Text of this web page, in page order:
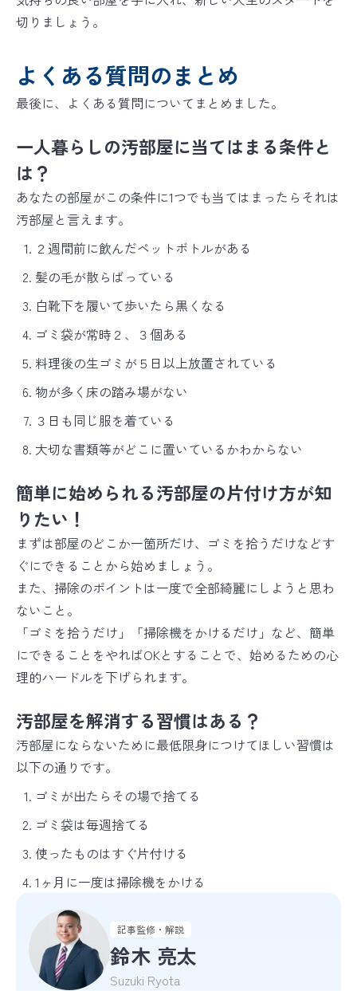
切りましょう。
よくある質問のまとめ
最後に、よくある質問についてまとめました。
一人暮らしの汚部屋に当てはまる条件と
は？
あなたの部屋がこの条件に1つでも当てはまったらそれは
汚部屋と言えます。
２週間前に飲んだペットボトルがある
髪の毛が散らばっている
白靴下を履いて歩いたら黒くなる
ゴミ袋が常時２、３個ある
料理後の生ゴミが５日以上放置されている
物が多く床の踏み場がない
３日も同じ服を着ている
大切な書類等がどこに置いているかわからない
簡単に始められる汚部屋の片付け方が知
りたい！
まずは部屋のどこか一箇所だけ、ゴミを拾うだけなどす
ぐにできることから始めましょう。
また、掃除のポイントは一度で全部綺麗にしようと思わ
ないこと。
「ゴミを拾うだけ」「掃除機をかけるだけ」など、簡単
にできることをやればOKとすることで、始めるための心
理的ハードルを下げられます。
汚部屋を解消する習慣はある？
汚部屋にならないために最低限身につけてほしい習慣は
以下の通りです。
ゴミが出たらその場で捨てる
ゴミ袋は毎週捨てる
使ったものはすぐ片付ける
1ヶ月に一度は掃除機をかける
記事監修・解説
鈴木 亮太
Suzuki Ryota